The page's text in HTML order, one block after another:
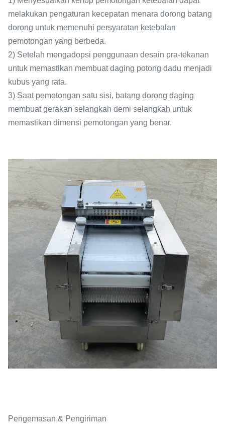
melakukan pengaturan kecepatan menara dorong batang
dorong untuk memenuhi persyaratan ketebalan
pemotongan yang berbeda.
2) Setelah mengadopsi penggunaan desain pra-tekanan
untuk memastikan membuat daging potong dadu menjadi
kubus yang rata.
3) Saat pemotongan satu sisi, batang dorong daging
membuat gerakan selangkah demi selangkah untuk
memastikan dimensi pemotongan yang benar.
Pengemasan & Pengiriman